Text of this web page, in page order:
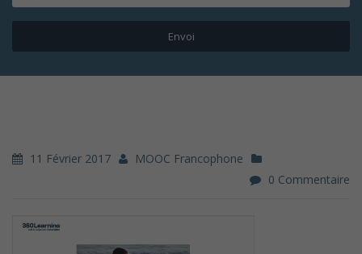
11 Février 2017
MOOC Francophone
0 Commentaire